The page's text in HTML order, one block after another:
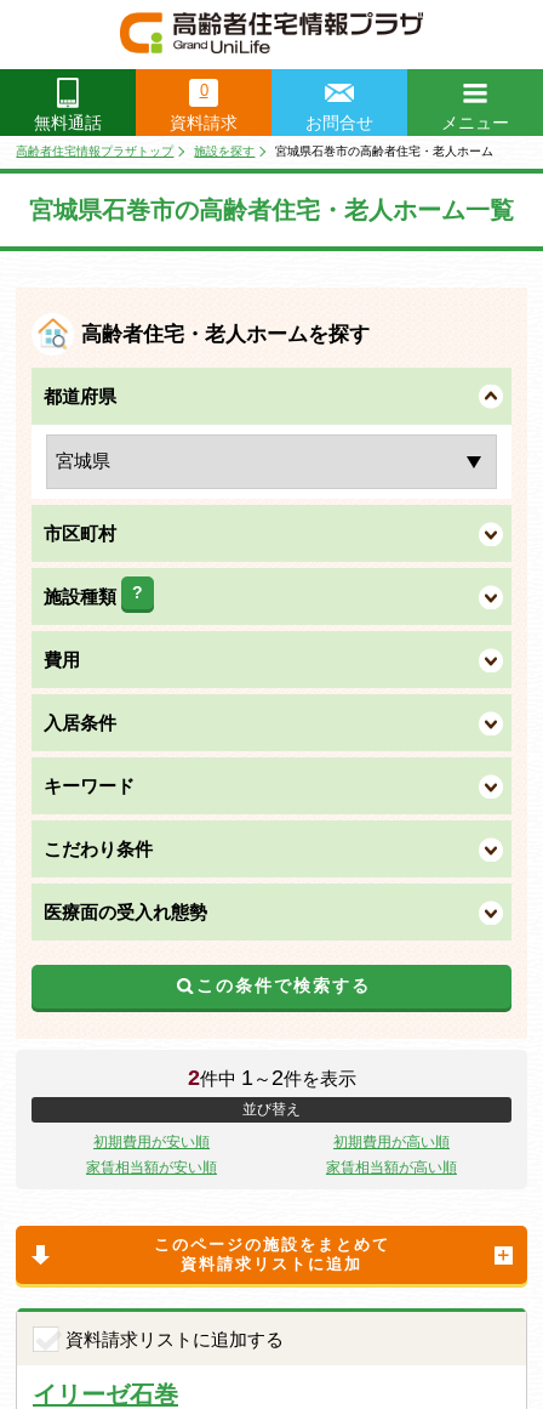
無料通話
0
資料請求 お問合せ
メニュー
閉じる
高齢者住宅情報プラザトップ 施設を探す 宮城県石巻市の高齢者住宅・老人ホーム
宮城県石巻市の高齢者住宅・老人ホーム一覧
高齢者住宅・老人ホームを探す
都道府県
市区町村
施設種類 ?
費用
入居条件
キーワード
こだわり条件
医療面の受入れ態勢
この条件で検索する
2件中 1 ～ 2件を表示
並び替え
初期費用が安い順
初期費用が高い順
家賃相当額が安い順
家賃相当額が高い順
このページの施設をまとめて
資料請求リストに追加
資料請求リストに追加する
イリーゼ石巻